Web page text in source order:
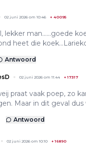
02 juni 2026 om 10:46 + 40095
lekker man......goede
heet die
Antwoord
02 juni 2026 om 11:44 +17317
praat vaak poep, zo
Maar in dit geval dus
Antwoord
02 juni 2026 om 10:10 +16890